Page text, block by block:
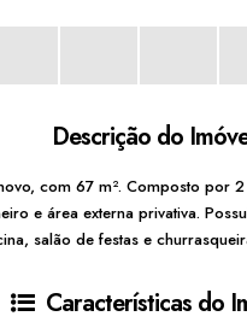
Descrição do
com 67 m². Composto por
e área externa privativa.
salão de festas e
Características do